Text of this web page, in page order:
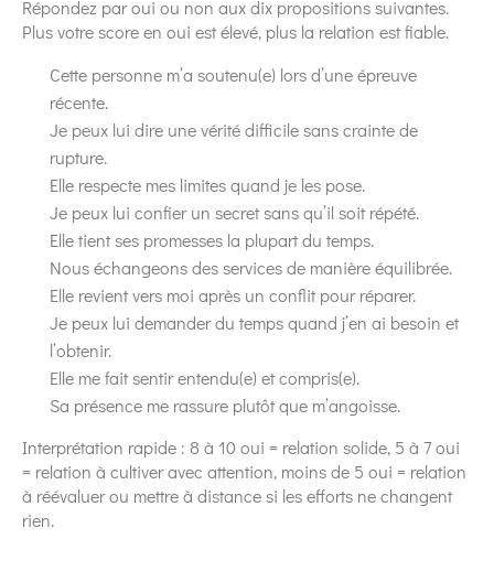
Répondez par oui ou non aux dix propositions suivantes.
Plus votre score en oui est élevé, plus la relation est fiable.
Cette personne m’a soutenu(e) lors d’une épreuve
récente.
Je peux lui dire une vérité difficile sans crainte de
rupture.
Elle respecte mes limites quand je les pose.
Je peux lui confier un secret sans qu’il soit répété.
Elle tient ses promesses la plupart du temps.
Nous échangeons des services de manière équilibrée.
Elle revient vers moi après un conflit pour réparer.
Je peux lui demander du temps quand j’en ai besoin et
l’obtenir.
Elle me fait sentir entendu(e) et compris(e).
Sa présence me rassure plutôt que m’angoisse.
Interprétation rapide : 8 à 10 oui = relation solide, 5 à 7 oui
= relation à cultiver avec attention, moins de 5 oui = relation
à réévaluer ou mettre à distance si les efforts ne changent
rien.